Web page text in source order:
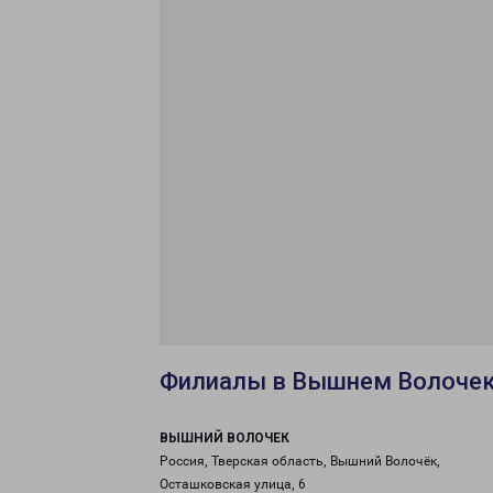
Филиалы в Вышнем
ВЫШНИЙ ВОЛОЧЕК
Россия, Тверская область, Вышний Волочёк,
Осташковская улица, 6